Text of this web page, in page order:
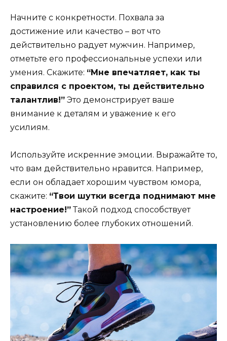
Начните с конкретности. Похвала за
достижение или качество – вот что
действительно радует мужчин. Например,
отметьте его профессиональные успехи или
умения. Скажите: “Мне впечатляет, как ты
справился с проектом, ты действительно
талантлив!” Это демонстрирует ваше
внимание к деталям и уважение к его
усилиям.
Используйте искренние эмоции. Выражайте то,
что вам действительно нравится. Например,
если он обладает хорошим чувством юмора,
скажите: “Твои шутки всегда поднимают мне
настроение!”Такой подход способствует
установлению более глубоких отношений.